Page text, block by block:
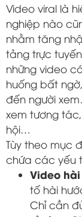
Video viral là
nghiệp nào
nhằm tăng
tảng trực
những video
huống bất
đến người
xem tương
hội…
Tùy theo mục
chứa các yếu
Video
tố hài
Chỉ cần